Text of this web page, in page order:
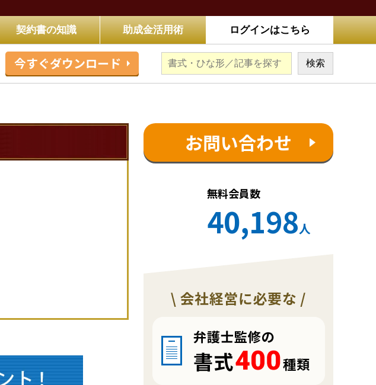
契約書の知識 助成金活用術 ログインはこちら
今すぐダウンロード
お問い合わせ
無料会員数
40,198人